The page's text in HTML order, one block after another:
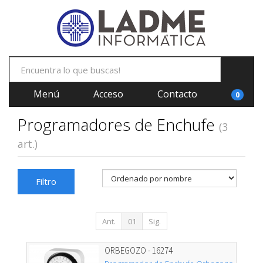
Menú Acceso Contacto 0
Programadores de Enchufe (3
art.)
Filtro
Ant. 01 Sig.
ORBEGOZO - 16274